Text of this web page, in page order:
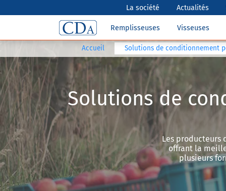
La société Actualités
Remplisseuses Visseuses
Accueil Solutions de conditionnement
Solutions de
Les producteurs
offrant la
plusieurs